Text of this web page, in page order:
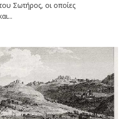
Σωτήρος, οι οποίες